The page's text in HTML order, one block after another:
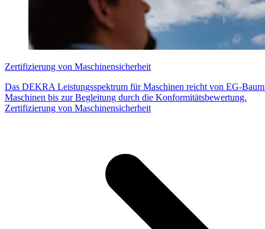
Zertifizierung von Maschinensicherheit
Das DEKRA Leistungsspektrum für Maschinen reicht von EG-
Maschinen bis zur Begleitung durch die Konformitätsbewertung.
Zertifizierung von Maschinensicherheit